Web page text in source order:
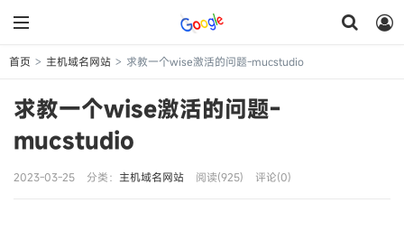
首页 > 主机域名网站 > 求教一个wise激活的问题-mucstudio
求教一个wise激活的问题-
mucstudio
2023-03-25 分类： 主机域名网站 阅读(925) 评论(0)